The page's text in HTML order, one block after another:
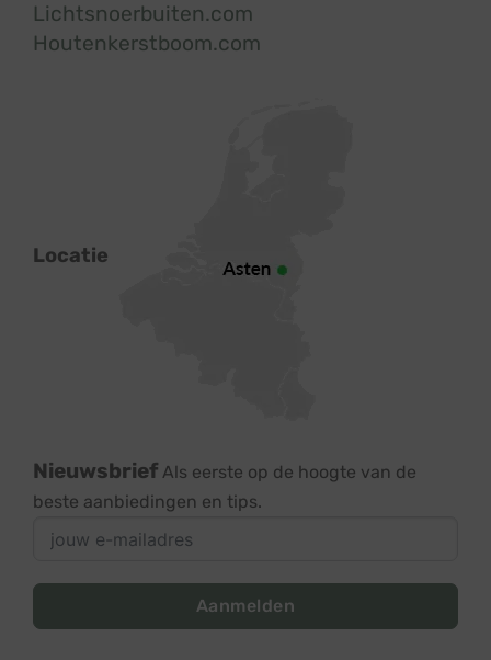
Lichtsnoerbuiten.com
Houtenkerstboom.com
Locatie
Nieuwsbrief Als eerste op de hoogte van de
beste aanbiedingen en tips.
Aanmelden